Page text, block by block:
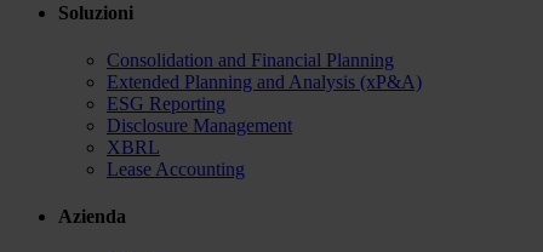
Soluzioni
Consolidation and Financial Planning
Extended Planning and Analysis (xP&A)
ESG Reporting
Disclosure Management
XBRL
Lease Accounting
Azienda